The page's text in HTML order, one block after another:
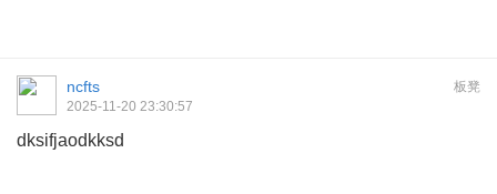
板凳
ncfts
2025-11-20 23:30:57
dksifjaodkksd